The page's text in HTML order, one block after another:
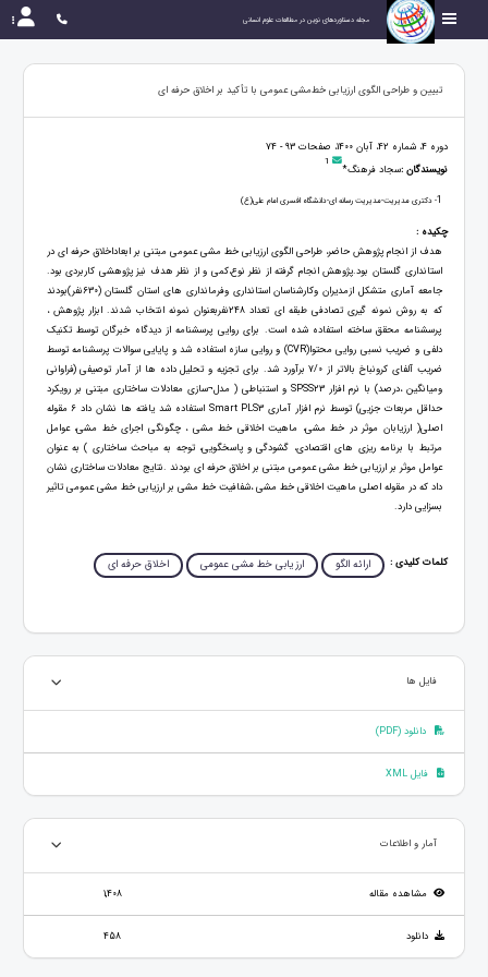
مجله دستاوردهای نوین در مطالعات علوم انسانی
تبیین و طراحی الگوی ارزیابی خط‌مشی عمومی با تأکید بر اخلاق حرفه‌ ای
دوره 4، شماره 42، آبان 1400، صفحات 93 - 74
نویسندگان :سجاد فرهنگ* 1
1- دکتری مدیریت-مدیریت رسانه ای-دانشگاه افسری امام علی(ع)
چکیده :
هدف از انجام پژوهش حاضر، طراحی الگوی ارزیابی خط مشی عمومی مبتنی بر ابعاداخلاق حرفه ای در
استانداری گلستان بود.پژوهش انجام گرفته از نظر نوع،کمی و از نظر هدف نیز پژوهشی کاربردی بود.
جامعه آماری متشکل ازمدیران وکارشناسان استانداری وفرمانداری های استان گلستان (630نفر)بودند
که به روش نمونه گیری تصادفی طبقه ای تعداد 248نفربعنوان نمونه انتخاب شدند. ابزار پژوهش ،
پرسشنامه محقق ساخته استفاده شده است. برای روایی پرسشنامه از دیدگاه خبرگان توسط تکنیک
دلفی و ضریب نسبی روایی محتوا(CVR) و روایی سازه استفاده شد و پایایی سوالات پرسشنامه توسط
ضریب آلفای کرونباخ بالاتر از 7/0 برآورد شد. برای تجزیه و تحلیل داده ها از آمار توصیفی (فراوانی
ومیانگین ،درصد) با نرم افزار SPSS23 و استنباطی ( مدل¬سازی معادلات ساختاری مبتنی بر رویکرد
حداقل مربعات جزیی) توسط نرم افزار آماری Smart PLS3 استفاده شد یافته ها نشان داد 6 مقوله
اصلی( ارزیابان موثر در خط مشی، ماهیت اخلاقی خط مشی ، چگونگی اجرای خط مشی، عوامل
مرتبط با برنامه ریزی های اقتصادی، گشودگی و پاسخگویی، توجه به مباحث ساختاری ) به عنوان
عوامل موثر بر ارزیابی خط مشی عمومی مبتنی بر اخلاق حرفه ای بودند .نتایج معادلات ساختاری نشان
داد که در مقوله اصلی ماهیت اخلاقی خط مشی ،شفافیت خط مشی بر ارزیابی خط مشی عمومی تاثیر
بسزایی دارد.
کلمات کلیدی : ارائه الگو ارزیابی خط مشی عمومی اخلاق حرفه ای
فایل ها
دانلود (PDF)
فایل XML
آمار و اطلاعات
مشاهده مقاله 1,408
دانلود 458